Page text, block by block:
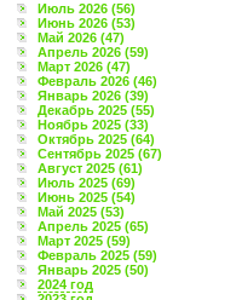
Июль 2026 (56)
Июнь 2026 (53)
Май 2026 (47)
Апрель 2026 (59)
Март 2026 (47)
Февраль 2026 (46)
Январь 2026 (39)
Декабрь 2025 (55)
Ноябрь 2025 (33)
Октябрь 2025 (64)
Сентябрь 2025 (67)
Август 2025 (61)
Июль 2025 (69)
Июнь 2025 (54)
Май 2025 (53)
Апрель 2025 (65)
Март 2025 (59)
Февраль 2025 (59)
Январь 2025 (50)
2024 год